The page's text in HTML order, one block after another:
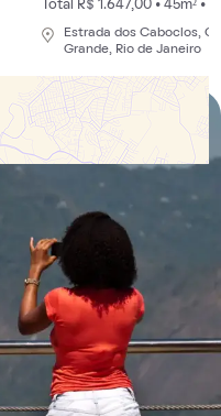
Total R$ 1.647,00 • 45m² •
Estrada dos Caboclos,
Grande, Rio de Janeiro